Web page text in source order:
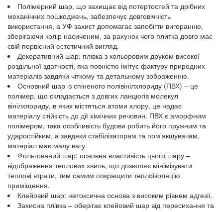
Полімерний шар, що захищає від потертостей та дрібних
механічних пошкоджень, забезпечує довговічність
використання, а УФ захист допомагає запобігти вигоранню,
зберігаючи колір насиченим, за рахунок чого плитка довго має
свій первісний естетичний вигляд.
Декоративний шар: плівка з кольоровим друком високої
роздільної здатності, яка повністю імітує фактуру природних
матеріалів завдяки чіткому та детальному зображенню.
Основний шар із спіненого полівінілхлориду (ПВХ) – це
полімер, що складається з довгих ланцюгів молекул
вінілхлориду, в яких містяться атоми хлору, це надає
матеріалу стійкість до дії хімічних речовин. ПВХ є аморфним
полімером, така особливість будови робить його пружним та
ударостійким, а завдяки стабілізаторам та пом'якшувачам,
матеріал має малу вагу.
Фольгований шар: основна властивість цього шару –
відображення теплових хвиль, що дозволяє мінімізувати
теплові втрати, тим самим покращити теплоізоляцію
приміщення.
Клейовий шар: нетоксична основа з високим рівнем адгезії.
Захисна плівка – оберігає клейовий шар від пересихання та